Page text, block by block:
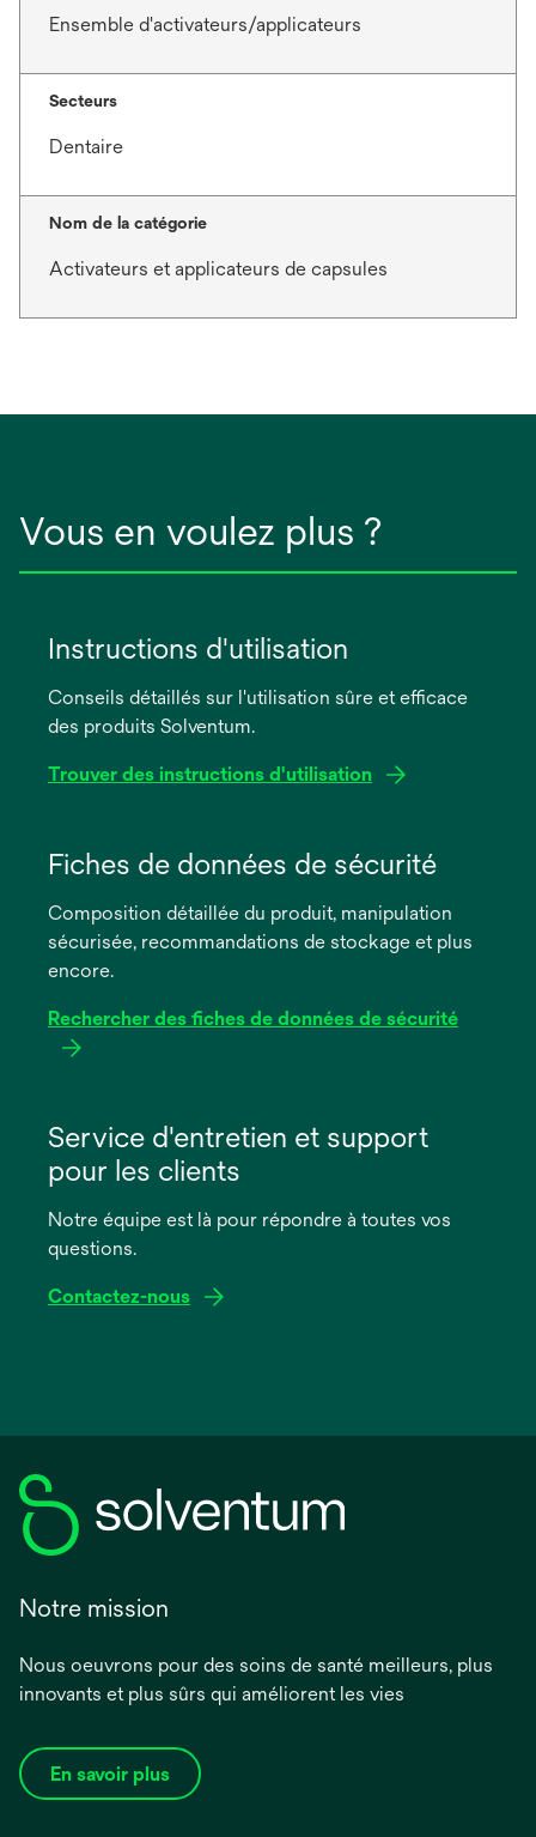
Ensemble d'activateurs/applicateurs
Secteurs
Dentaire
Nom de la catégorie
Activateurs et applicateurs de capsules
Vous en voulez plus ?
Instructions d'utilisation
Conseils détaillés sur l'utilisation sûre et efficace
des produits Solventum.
Trouver des instructions d'utilisation
dans
nouvel
onglet
Fiches de données de sécurité
Composition détaillée du produit, manipulation
sécurisée, recommandations de stockage et plus
encore.
Rechercher des fiches de données de sécurité
dans
nouvel
onglet
Service d'entretien et support
pour les clients
Notre équipe est là pour répondre à toutes vos
questions.
Contactez-nous
Notre mission
Nous oeuvrons pour des soins de santé meilleurs, plus
innovants et plus sûrs qui améliorent les vies
En savoir plus